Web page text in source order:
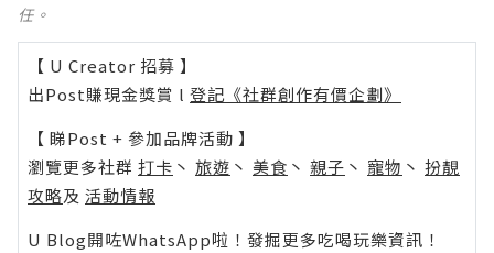
任。
【 U Creator 招募 】
出Post賺現金獎賞 l 登記《社群創作有價企劃》
【 睇Post + 參加品牌活動 】
瀏覽更多社群 打卡 丶 旅遊 丶 美食 丶 親子 丶 寵物 丶 扮靚
攻略及 活動情報
U Blog開咗WhatsApp啦！發掘更多吃喝玩樂資訊！